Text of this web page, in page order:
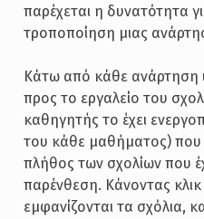
παρέχεται η δυνατότητα
τροποποίηση μιας
Κάτω από κάθε ανάρτηση
προς το εργαλείο του
καθηγητής το έχει
του κάθε μαθήματος) που
πλήθος των σχολίων που
παρένθεση. Κάνοντας
εμφανίζονται τα σχόλια,